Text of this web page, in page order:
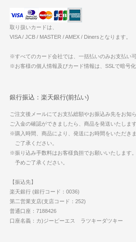
取り扱いカードは、
VISA / JCB / MASTER / AMEX / Dinersとなります。
※すべてのカード会社では、一括払いのみお支払い可
※お客様の個人情報及びカード情報は、SSLで暗号
銀行振込：楽天銀行(前払い)
ご注文後メールにてお支払総額やお振込み先をお知
ご入金の確認ができましたら、商品を発送いたします
※購入時間、商品により、発送にお時間をいただき
ご了承ください。
※振り込み手数料はお客様負担でお願いいたします。
予めご了承ください。
【振込先】
楽天銀行 (銀行コード：0036)
第二営業支店(支店コード：252)
普通口座：7188426
口座名義：カ)ジーピーエス ラツキーダツキー